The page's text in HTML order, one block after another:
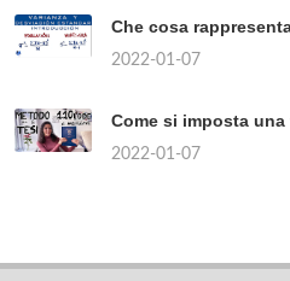
Che cosa
2022-01-07
Come si imposta
2022-01-07